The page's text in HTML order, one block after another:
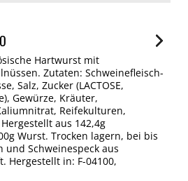
Hartwurst mit
Zutaten: Schweinefleisch-
Salz, Zucker (LACTOSE,
Gewürze, Kräuter,
Reifekulturen,
aus 142,4g
Wurst. Trocken lagern, bei bis
und Schweinespeck aus
Hergestellt in: F-04100,